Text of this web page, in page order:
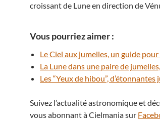
croissant de Lune en direction de
Vous pourriez aimer :
Le Ciel aux jumelles, un guide
La Lune dans une paire de
Les “Yeux de hibou”, d’étonnantes
Suivez l’actualité astronomique et
vous abonnant à Cielmania sur